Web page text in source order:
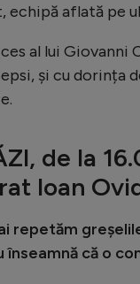
echipă aflată pe
al lui Giovanni
și cu dorința
de la
Ioan
repetăm
că o